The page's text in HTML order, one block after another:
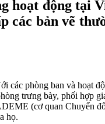
hoạt động tại
các bản vẽ
các phòng ban và hoạt
trưng bày, phối hợp
(cơ quan Chuyển
họ.